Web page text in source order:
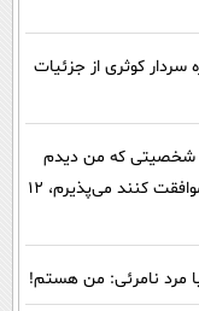
سردار کوثری از جزئیات
شخصیتی که من دیدم
تطابق ندارد/ گفتند سه چهارم ( با تفاهم‌نامه) موافقت کنند می‌پذیرم، 12
مرد نامرئی: من هستم!